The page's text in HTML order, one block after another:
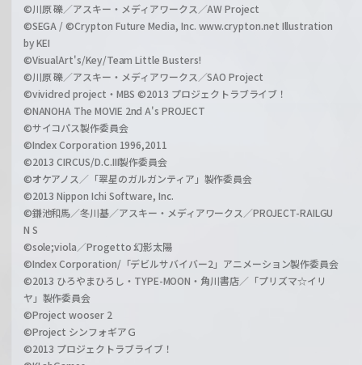
©川原 礫／アスキー・メディアワークス／AW Project
©SEGA / ©Crypton Future Media, Inc. www.crypton.net Illustration
by KEI
©VisualArt's/Key/Team Little Busters!
©川原 礫／アスキー・メディアワークス／SAO Project
©vividred project・MBS ©2013 プロジェクトラブライブ！
©NANOHA The MOVIE 2nd A's PROJECT
©サイコパス製作委員会
©Index Corporation 1996,2011
©2013 CIRCUS/D.C.III製作委員会
©オケアノス／「翠星のガルガンティア」製作委員会
©2013 Nippon Ichi Software, Inc.
©鎌池和馬／冬川基／アスキー・メディアワークス／PROJECT-RAILGU
N S
©sole;viola／Progetto 幻影太陽
©Index Corporation/「デビルサバイバー2」アニメーション製作委員会
©2013 ひろやまひろし・TYPE-MOON・角川書店／「プリズマ☆イリ
ヤ」製作委員会
©Project wooser 2
©Project シンフォギアＧ
©2013 プロジェクトラブライブ！